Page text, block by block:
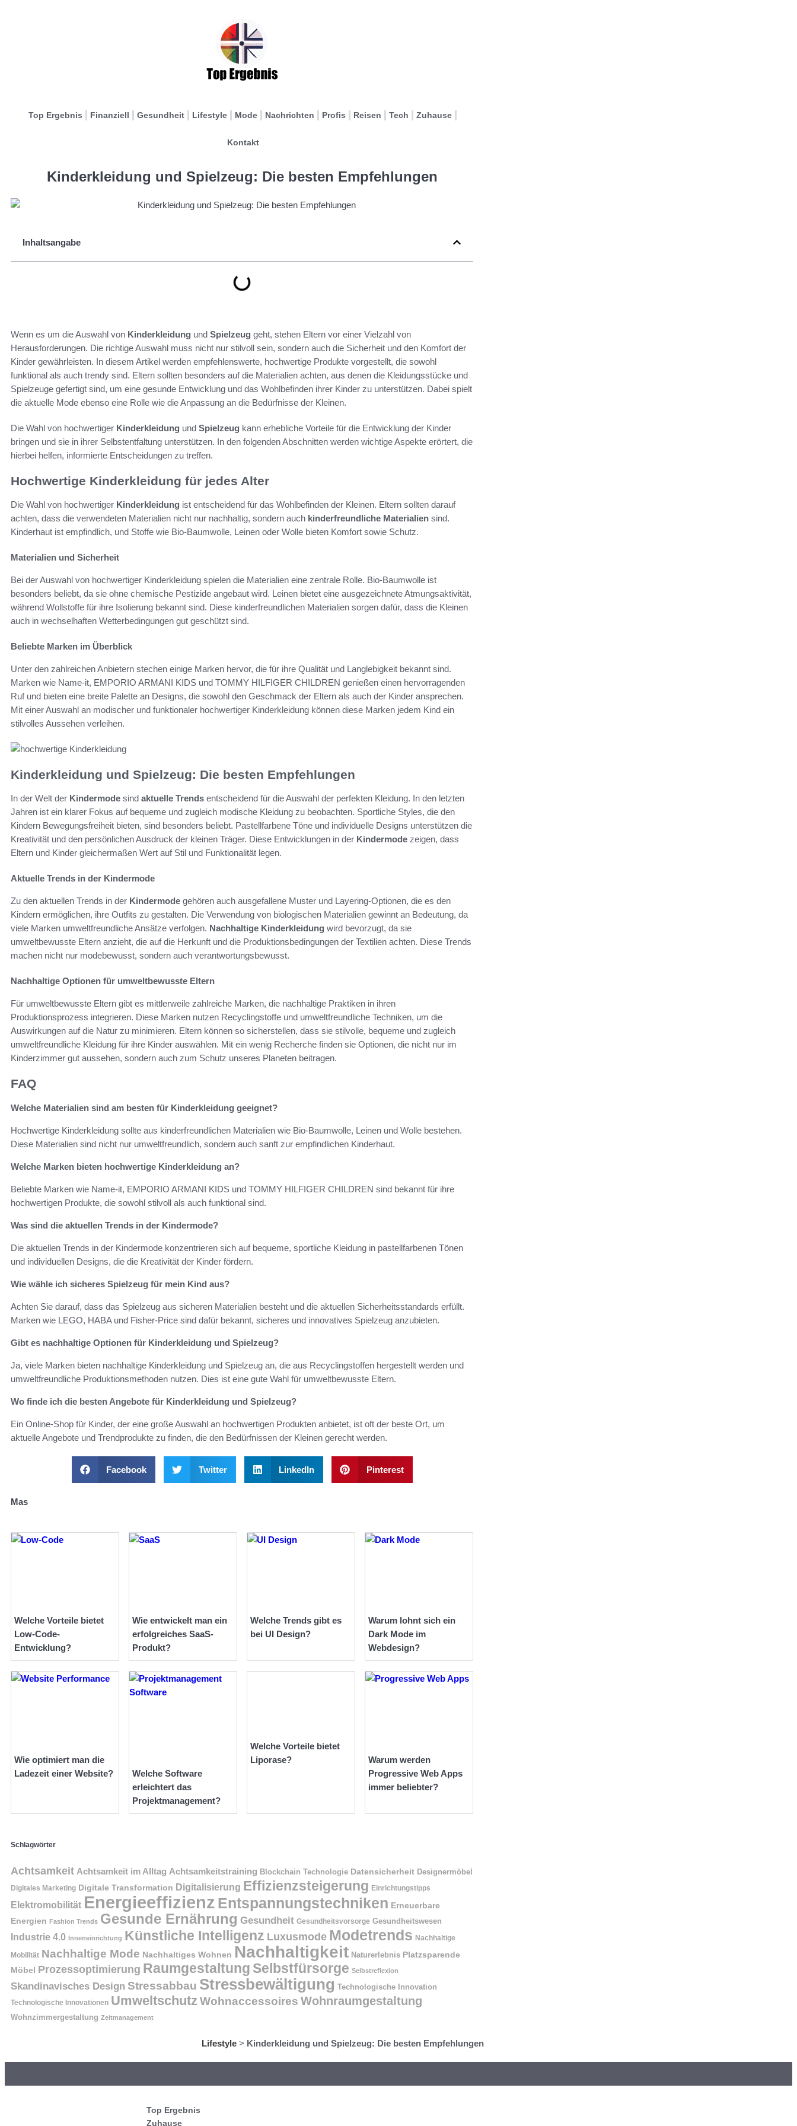
Top Ergebnis Finanziell Gesundheit Lifestyle Mode Nachrichten Profis Reisen Tech Zuhause
Kontakt
Kinderkleidung und Spielzeug: Die besten Empfehlungen
Inhaltsangabe
Wenn es um die Auswahl von Kinderkleidung und Spielzeug geht, stehen Eltern vor einer Vielzahl von
Herausforderungen. Die richtige Auswahl muss nicht nur stilvoll sein, sondern auch die Sicherheit und den Komfort der
Kinder gewährleisten. In diesem Artikel werden empfehlenswerte, hochwertige Produkte vorgestellt, die sowohl
funktional als auch trendy sind. Eltern sollten besonders auf die Materialien achten, aus denen die Kleidungsstücke und
Spielzeuge gefertigt sind, um eine gesunde Entwicklung und das Wohlbefinden ihrer Kinder zu unterstützen. Dabei spielt
die aktuelle Mode ebenso eine Rolle wie die Anpassung an die Bedürfnisse der Kleinen.
Die Wahl von hochwertiger Kinderkleidung und Spielzeug kann erhebliche Vorteile für die Entwicklung der Kinder
bringen und sie in ihrer Selbstentfaltung unterstützen. In den folgenden Abschnitten werden wichtige Aspekte erörtert, die
hierbei helfen, informierte Entscheidungen zu treffen.
Hochwertige Kinderkleidung für jedes Alter
Die Wahl von hochwertiger Kinderkleidung ist entscheidend für das Wohlbefinden der Kleinen. Eltern sollten darauf
achten, dass die verwendeten Materialien nicht nur nachhaltig, sondern auch kinderfreundliche Materialien sind.
Kinderhaut ist empfindlich, und Stoffe wie Bio-Baumwolle, Leinen oder Wolle bieten Komfort sowie Schutz.
Materialien und Sicherheit
Bei der Auswahl von hochwertiger Kinderkleidung spielen die Materialien eine zentrale Rolle. Bio-Baumwolle ist
besonders beliebt, da sie ohne chemische Pestizide angebaut wird. Leinen bietet eine ausgezeichnete Atmungsaktivität,
während Wollstoffe für ihre Isolierung bekannt sind. Diese kinderfreundlichen Materialien sorgen dafür, dass die Kleinen
auch in wechselhaften Wetterbedingungen gut geschützt sind.
Beliebte Marken im Überblick
Unter den zahlreichen Anbietern stechen einige Marken hervor, die für ihre Qualität und Langlebigkeit bekannt sind.
Marken wie Name-it, EMPORIO ARMANI KIDS und TOMMY HILFIGER CHILDREN genießen einen hervorragenden
Ruf und bieten eine breite Palette an Designs, die sowohl den Geschmack der Eltern als auch der Kinder ansprechen.
Mit einer Auswahl an modischer und funktionaler hochwertiger Kinderkleidung können diese Marken jedem Kind ein
stilvolles Aussehen verleihen.
Kinderkleidung und Spielzeug: Die besten Empfehlungen
In der Welt der Kindermode sind aktuelle Trends entscheidend für die Auswahl der perfekten Kleidung. In den letzten
Jahren ist ein klarer Fokus auf bequeme und zugleich modische Kleidung zu beobachten. Sportliche Styles, die den
Kindern Bewegungsfreiheit bieten, sind besonders beliebt. Pastellfarbene Töne und individuelle Designs unterstützen die
Kreativität und den persönlichen Ausdruck der kleinen Träger. Diese Entwicklungen in der Kindermode zeigen, dass
Eltern und Kinder gleichermaßen Wert auf Stil und Funktionalität legen.
Aktuelle Trends in der Kindermode
Zu den aktuellen Trends in der Kindermode gehören auch ausgefallene Muster und Layering-Optionen, die es den
Kindern ermöglichen, ihre Outfits zu gestalten. Die Verwendung von biologischen Materialien gewinnt an Bedeutung, da
viele Marken umweltfreundliche Ansätze verfolgen. Nachhaltige Kinderkleidung wird bevorzugt, da sie
umweltbewusste Eltern anzieht, die auf die Herkunft und die Produktionsbedingungen der Textilien achten. Diese Trends
machen nicht nur modebewusst, sondern auch verantwortungsbewusst.
Nachhaltige Optionen für umweltbewusste Eltern
Für umweltbewusste Eltern gibt es mittlerweile zahlreiche Marken, die nachhaltige Praktiken in ihren
Produktionsprozess integrieren. Diese Marken nutzen Recyclingstoffe und umweltfreundliche Techniken, um die
Auswirkungen auf die Natur zu minimieren. Eltern können so sicherstellen, dass sie stilvolle, bequeme und zugleich
umweltfreundliche Kleidung für ihre Kinder auswählen. Mit ein wenig Recherche finden sie Optionen, die nicht nur im
Kinderzimmer gut aussehen, sondern auch zum Schutz unseres Planeten beitragen.
FAQ
Welche Materialien sind am besten für Kinderkleidung geeignet?
Hochwertige Kinderkleidung sollte aus kinderfreundlichen Materialien wie Bio-Baumwolle, Leinen und Wolle bestehen.
Diese Materialien sind nicht nur umweltfreundlich, sondern auch sanft zur empfindlichen Kinderhaut.
Welche Marken bieten hochwertige Kinderkleidung an?
Beliebte Marken wie Name-it, EMPORIO ARMANI KIDS und TOMMY HILFIGER CHILDREN sind bekannt für ihre
hochwertigen Produkte, die sowohl stilvoll als auch funktional sind.
Was sind die aktuellen Trends in der Kindermode?
Die aktuellen Trends in der Kindermode konzentrieren sich auf bequeme, sportliche Kleidung in pastellfarbenen Tönen
und individuellen Designs, die die Kreativität der Kinder fördern.
Wie wähle ich sicheres Spielzeug für mein Kind aus?
Achten Sie darauf, dass das Spielzeug aus sicheren Materialien besteht und die aktuellen Sicherheitsstandards erfüllt.
Marken wie LEGO, HABA und Fisher-Price sind dafür bekannt, sicheres und innovatives Spielzeug anzubieten.
Gibt es nachhaltige Optionen für Kinderkleidung und Spielzeug?
Ja, viele Marken bieten nachhaltige Kinderkleidung und Spielzeug an, die aus Recyclingstoffen hergestellt werden und
umweltfreundliche Produktionsmethoden nutzen. Dies ist eine gute Wahl für umweltbewusste Eltern.
Wo finde ich die besten Angebote für Kinderkleidung und Spielzeug?
Ein Online-Shop für Kinder, der eine große Auswahl an hochwertigen Produkten anbietet, ist oft der beste Ort, um
aktuelle Angebote und Trendprodukte zu finden, die den Bedürfnissen der Kleinen gerecht werden.
Facebook Twitter LinkedIn Pinterest
Mas
Welche Vorteile bietet
Low-Code-
Entwicklung?
Wie entwickelt man ein
erfolgreiches SaaS-
Produkt?
Welche Trends gibt es
bei UI Design?
Warum lohnt sich ein
Dark Mode im
Webdesign?
Wie optimiert man die
Ladezeit einer Website?
Welche Software
erleichtert das
Projektmanagement?
Welche Vorteile bietet
Liporase?
Warum werden
Progressive Web Apps
immer beliebter?
Schlagwörter
Achtsamkeit Achtsamkeit im Alltag Achtsamkeitstraining Blockchain Technologie Datensicherheit Designermöbel
Digitales Marketing Digitale Transformation Digitalisierung Effizienzsteigerung Einrichtungstipps
Elektromobilität Energieeffizienz Entspannungstechniken Erneuerbare
Energien Fashion Trends Gesunde Ernährung Gesundheit Gesundheitsvorsorge Gesundheitswesen
Industrie 4.0 Inneneinrichtung Künstliche Intelligenz Luxusmode Modetrends Nachhaltige
Mobilität Nachhaltige Mode Nachhaltiges Wohnen Nachhaltigkeit Naturerlebnis Platzsparende
Möbel Prozessoptimierung Raumgestaltung Selbstfürsorge Selbstreflexion
Skandinavisches Design Stressabbau Stressbewältigung Technologische Innovation
Technologische Innovationen Umweltschutz Wohnaccessoires Wohnraumgestaltung
Wohnzimmergestaltung Zeitmanagement
Lifestyle > Kinderkleidung und Spielzeug: Die besten Empfehlungen
Top Ergebnis
Zuhause